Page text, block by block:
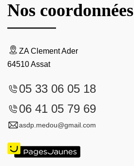
Nos coordonnées
ZA Clement Ader
64510 Assat
05 33 06 05 18
06 41 05 79 69
asdp.medou@gmail.com